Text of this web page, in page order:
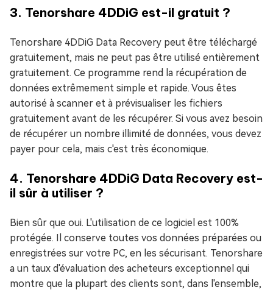
3. Tenorshare 4DDiG est-il gratuit ?
Tenorshare 4DDiG Data Recovery peut être téléchargé
gratuitement, mais ne peut pas être utilisé entièrement
gratuitement. Ce programme rend la récupération de
données extrêmement simple et rapide. Vous êtes
autorisé à scanner et à prévisualiser les fichiers
gratuitement avant de les récupérer. Si vous avez besoin
de récupérer un nombre illimité de données, vous devez
payer pour cela, mais c'est très économique.
4. Tenorshare 4DDiG Data Recovery est-
il sûr à utiliser ?
Bien sûr que oui. L'utilisation de ce logiciel est 100%
protégée. Il conserve toutes vos données préparées ou
enregistrées sur votre PC, en les sécurisant. Tenorshare
a un taux d'évaluation des acheteurs exceptionnel qui
montre que la plupart des clients sont, dans l'ensemble,